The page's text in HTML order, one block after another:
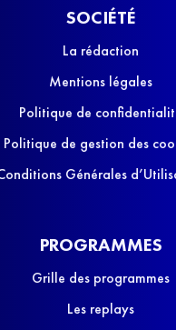
SOCIÉTÉ
La rédaction
Mentions légales
Politique de
Politique de gestion des
Générales
PROGRAMMES
Grille des programmes
Les replays